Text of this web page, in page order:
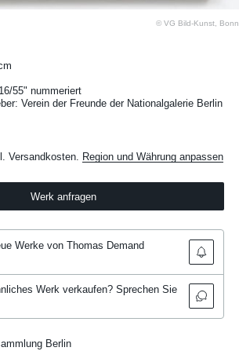
© VG Bild-Kunst, Bonn
55" nummeriert
Verein der Freunde der Nationalgalerie Berlin
Versandkosten. Region und Währung anpassen
Werk anfragen
Werke von Thomas Demand
Werk verkaufen? Sprechen Sie
Berlin